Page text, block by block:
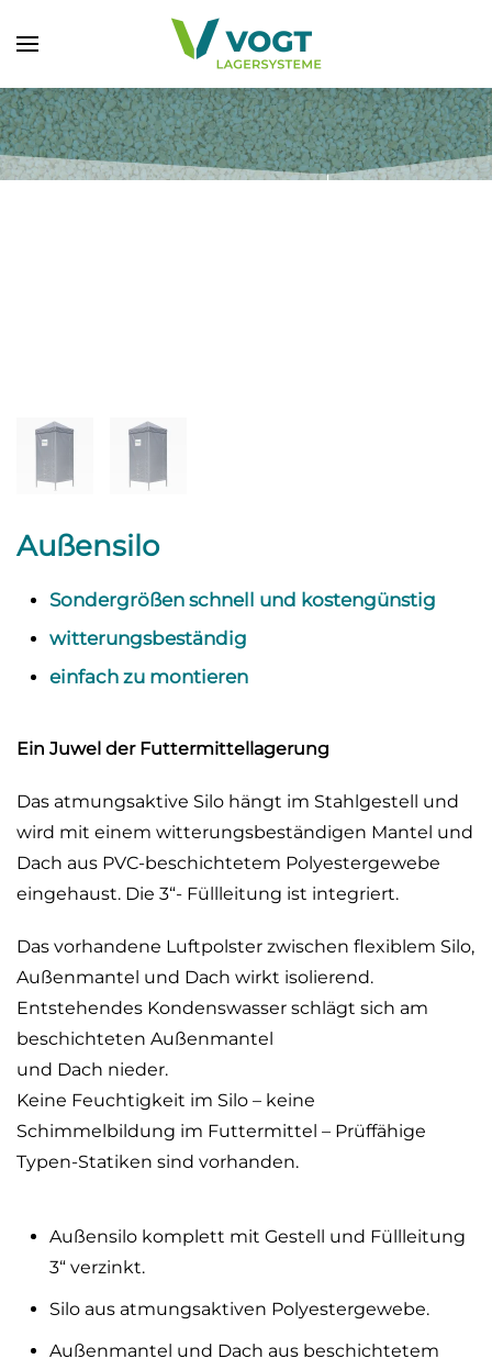
Zum Hauptinhalt springen
Außensilo
Sondergrößen schnell und kostengünstig
witterungsbeständig
einfach zu montieren
Ein Juwel der Futtermittellagerung
Das atmungsaktive Silo hängt im Stahlgestell und
wird mit einem witterungsbeständigen Mantel und
Dach aus PVC-beschichtetem Polyestergewebe
eingehaust. Die 3“- Füllleitung ist integriert.
Das vorhandene Luftpolster zwischen flexiblem Silo,
Außenmantel und Dach wirkt isolierend.
Entstehendes Kondenswasser schlägt sich am
beschichteten Außenmantel
und Dach nieder.
Keine Feuchtigkeit im Silo – keine
Schimmelbildung im Futtermittel – Prüffähige
Typen-Statiken sind vorhanden.
Außensilo komplett mit Gestell und Füllleitung
3“ verzinkt.
Silo aus atmungsaktiven Polyestergewebe.
Außenmantel und Dach aus beschichtetem